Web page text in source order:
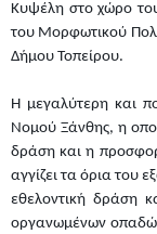
Κυψέλη στο χώρο
του Μορφωτικού
Δήμου Τοπείρου.
Η μεγαλύτερη και
Νομού Ξάνθης, η
δράση και η
αγγίζει τα όρια του
εθελοντική δράση
οργανωμένων